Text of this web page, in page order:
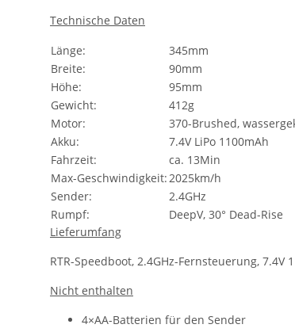
Technische Daten
Länge:
345mm
Breite:
90mm
Höhe:
95mm
Gewicht:
412g
Motor:
370-Brushed,
Akku:
7.4V LiPo 1100mAh
Fahrzeit:
ca. 13Min
Max-Geschwindigkeit:2025km/h
Sender:
2.4GHz
Rumpf:
DeepV, 30° Dead-Rise
Lieferumfang
RTR-Speedboot, 2.4GHz-Fernsteuerung, 7.4V
Nicht enthalten
4×AA-Batterien für den Sender